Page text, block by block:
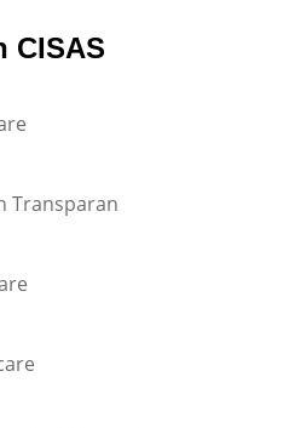
CISAS
Transparan
personal inquiry?